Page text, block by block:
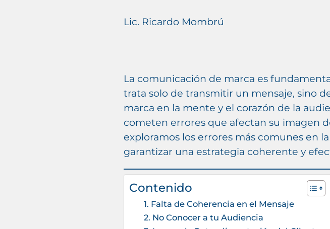
Lic. Ricardo Mombrú
La comunicación de marca es
trata solo de transmitir un mensaje, sino
marca en la mente y el corazón de la
cometen errores que afectan su imagen
exploramos los errores más comunes en
garantizar una estrategia coherente y
Contenido
1. Falta de Coherencia en el Mensaje
2. No Conocer a tu Audiencia